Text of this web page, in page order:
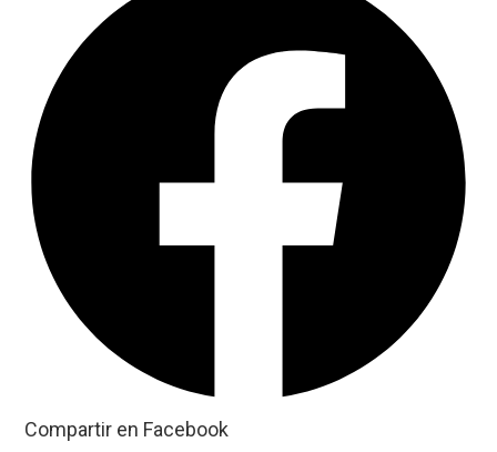
Compartir en Facebook